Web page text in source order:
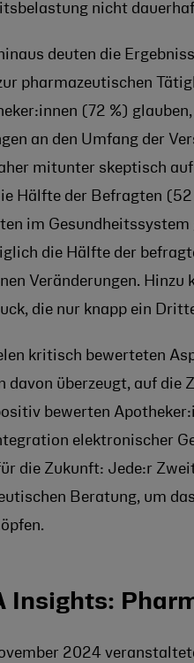
nicht
deuten die
pharmazeutischen
(72 %)
an den Umfang der
mitunter skeptisch
Hälfte der Befragten
im
die Hälfte der
Veränderungen.
die nur knapp ein
kritisch bewerteten
davon überzeugt, auf die
bewerten
elektronischer
die Zukunft: Jede:r
Beratung, um
Insights:
2024